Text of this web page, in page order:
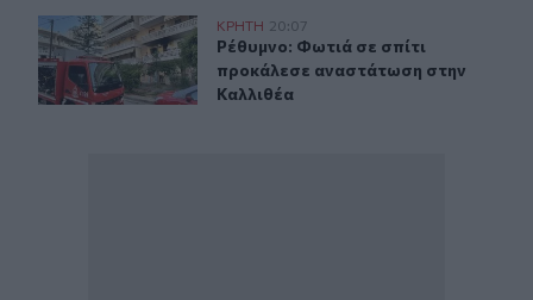
Ρέθυμνο: Φωτιά σε σπίτι προκάλεσε αναστάτωση στην
ΚΡΗΤΗ 20:07
Ρέθυμνο: Φωτιά σε σπίτι
Ρέθυμνο: Φωτιά σε σπίτι
προκάλεσε αναστάτωση στην
Καλλιθέα